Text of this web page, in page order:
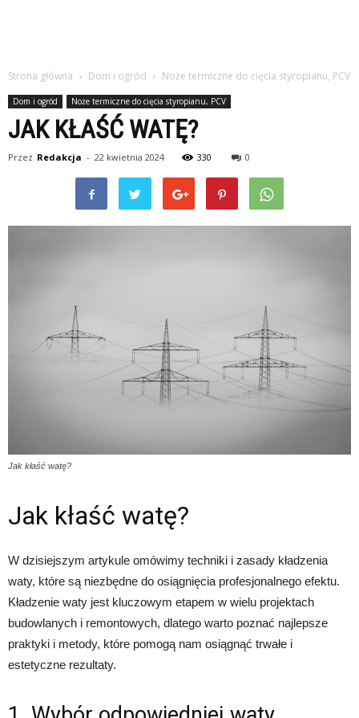
Strona główna Dom i ogród Noże termiczne do cięcia styropianu, PCV
Dom i ogród Noże termiczne do cięcia styropianu, PCV
JAK KŁAŚĆ WATĘ?
Przez Redakcja - 22 kwietnia 2024 330 0
Jak kłaść watę?
Jak kłaść watę?
W dzisiejszym artykule omówimy techniki i zasady kładzenia
waty, które są niezbędne do osiągnięcia profesjonalnego efektu.
Kładzenie waty jest kluczowym etapem w wielu projektach
budowlanych i remontowych, dlatego warto poznać najlepsze
praktyki i metody, które pomogą nam osiągnąć trwałe i
estetyczne rezultaty.